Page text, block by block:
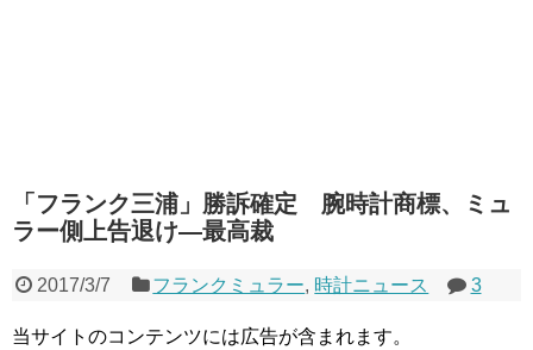
「フランク三浦」勝訴確定 腕時計商標、ミュ
ラー側上告退け―最高裁
2017/3/7 フランクミュラー, 時計ニュース 3
当サイトのコンテンツには広告が含まれます。